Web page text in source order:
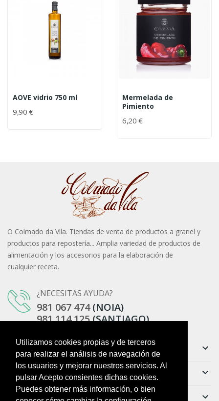
Utilizamos cookies propias y de terceros
para realizar el análisis de navegación de
los usuarios y mejorar nuestros servicios. Al
pulsar Acepto consientes dichas cookies.
Puedes obtener más información, o bien
AOVE vidrio 750 ml
9,90 €
Mermelada de
Pimiento
6,20 €
O Colmado da Vila. Tiendas de venta de productos a granel y
productos para repostería... Amplia variedad de productos de
alimentación y los accesorios para la elaboración de
cualquier receta.
¿NECESITAS AYUDA?
981 067 474(NOIA)
981 114 125(SANTIAGO)
Información keyboard_arrow_down
Ayuda keyboard_arrow_down
Boletín keyboard_arrow_down